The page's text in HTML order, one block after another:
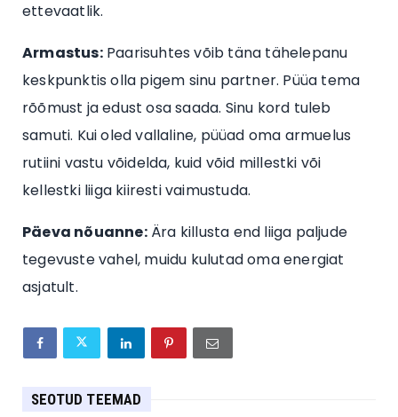
ettevaatlik.
Armastus:Paarisuhtes võib täna tähelepanu
keskpunktis olla pigem sinu partner. Püüa tema
rõõmust ja edust osa saada. Sinu kord tuleb
samuti. Kui oled vallaline, püüad oma armuelus
rutiini vastu võidelda, kuid võid millestki või
kellestki liiga kiiresti vaimustuda.
Päeva nõuanne:Ära killusta end liiga paljude
tegevuste vahel, muidu kulutad oma energiat
asjatult.
SEOTUD TEEMAD